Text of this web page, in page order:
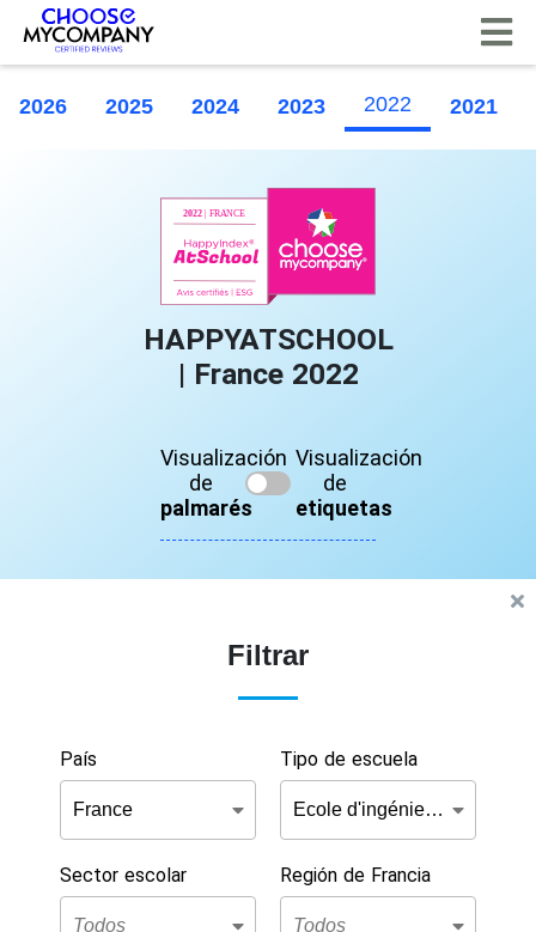
2026 2025 2024 2023 2022 2021
HAPPYATSCHOOL
| France 2022
Visualización
de
palmarés
Visualización
de
etiquetas
Filtrar
País Tipo de escuela
Sector escolar Región de Francia
Panel de gestión de cookies